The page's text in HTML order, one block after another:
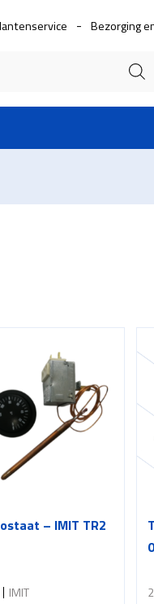
Bezorging
– IMIT TR2
IMIT